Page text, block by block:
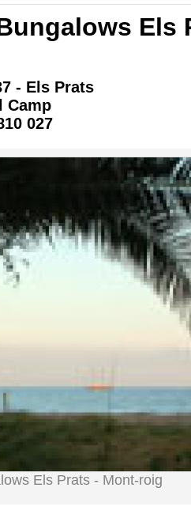
Els
- Els Prats
Camp
027
Els Prats - Mont-roig